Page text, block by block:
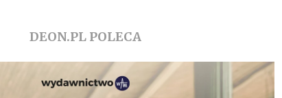
DEON.PL POLECA